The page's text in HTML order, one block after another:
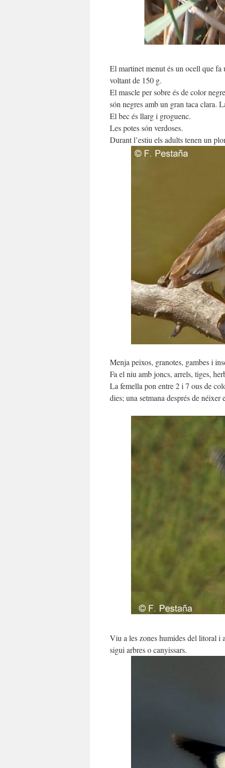
El martinet menut és un ocell que fa
voltant de 150 g.
El mascle per sobre és de color
són negres amb un gran taca clara.
El bec és llarg i groguenc.
Les potes són verdoses.
Durant l’estiu els adults tenen un
Menja peixos, granotes, gambes i
Fa el niu amb joncs, arrels, tiges,
La femella pon entre 2 i 7 ous de
dies; una setmana després de
Viu a les zones humides del litoral i
sigui arbres o canyissars.